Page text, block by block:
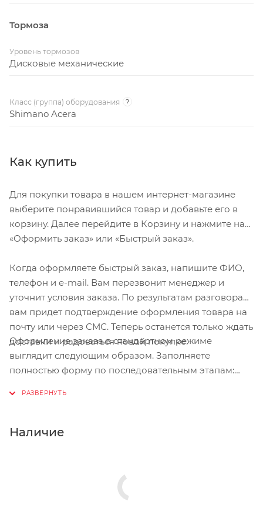
Тормоза
Уровень тормозов
Дисковые механические
Класс (группа) оборудования ?
Shimano Acera
Как купить
Для покупки товара в нашем интернет-магазине
выберите понравившийся товар и добавьте его в
корзину. Далее перейдите в Корзину и нажмите на
«Оформить заказ» или «Быстрый заказ».
Когда оформляете быстрый заказ, напишите ФИО,
телефон и e-mail. Вам перезвонит менеджер и
уточнит условия заказа. По результатам разговора
вам придет подтверждение оформления товара на
почту или через СМС. Теперь останется только ждать
доставки и радоваться новой покупке.
Оформление заказа в стандартном режиме
выглядит следующим образом. Заполняете
полностью форму по последовательным этапам:
Нажмите кнопку «Оформить заказ».
Наличие